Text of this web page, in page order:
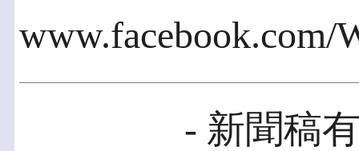
www.facebook.com/
- 新聞稿